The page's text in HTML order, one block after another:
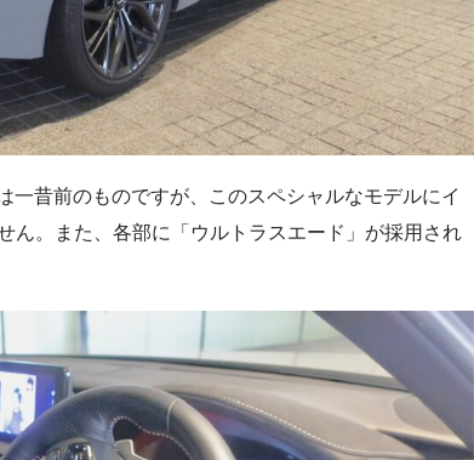
昔前のものですが、このスペシャルなモデルにイ
ん。また、各部に「ウルトラスエード」が採用され